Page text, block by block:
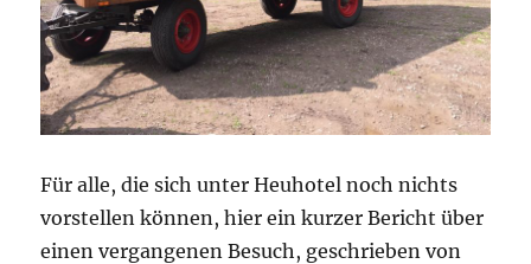
Für alle, die sich unter Heuhotel noch nichts
vorstellen können, hier ein kurzer Bericht über
einen vergangenen Besuch, geschrieben von